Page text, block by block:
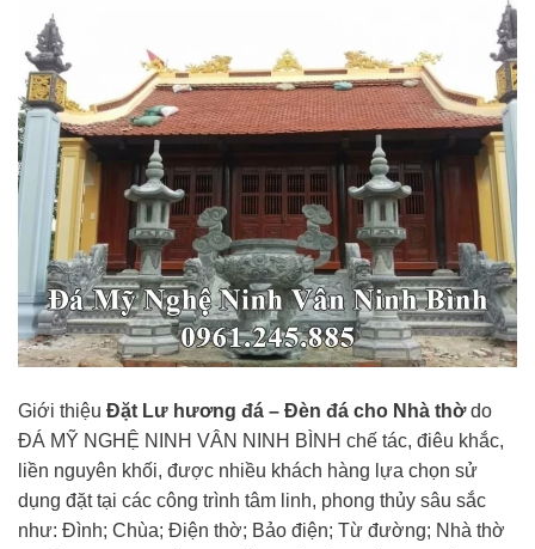
Giới thiệu Đặt Lư hương đá – Đèn đá cho Nhà thờdo
ĐÁ MỸ NGHỆ NINH VÂN NINH BÌNH chế tác, điêu khắc,
liền nguyên khối, được nhiều khách hàng lựa chọn sử
dụng đặt tại các công trình tâm linh, phong thủy sâu sắc
như: Đình; Chùa; Điện thờ; Bảo điện; Từ đường; Nhà thờ